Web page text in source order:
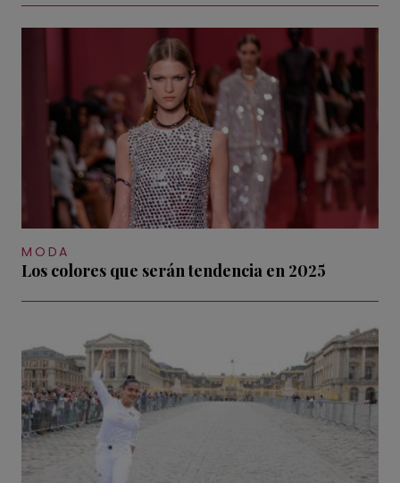
MODA
Los colores que serán tendencia en 2025